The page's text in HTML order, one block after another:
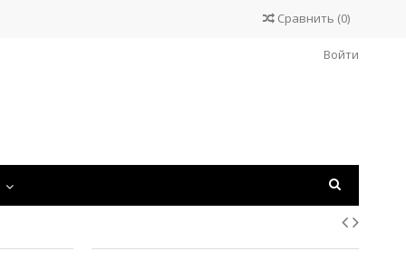
Сравнить (0)
Войти